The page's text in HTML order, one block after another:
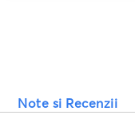
Note si Recenzii